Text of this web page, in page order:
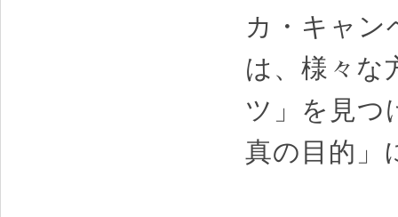
カ・キャン
は、様々な
ツ」を見つ
真の目的」